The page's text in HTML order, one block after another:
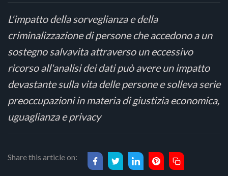
L'impatto della sorveglianza e della
criminalizzazione di persone che accedono a un
sostegno salvavita attraverso un eccessivo
ricorso all'analisi dei dati può avere un impatto
devastante sulla vita delle persone e solleva serie
preoccupazioni in materia di giustizia economica,
uguaglianza e privacy
Share this article on: